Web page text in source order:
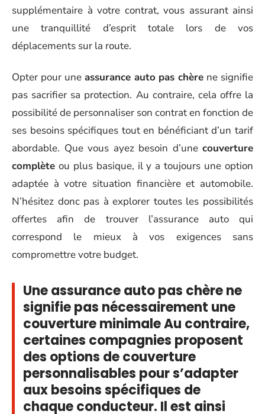
supplémentaire à votre contrat, vous assurant ainsi
une tranquillité d’esprit totale lors de vos
déplacements sur la route.
Opter pour une assurance auto pas chère ne signifie
pas sacrifier sa protection. Au contraire, cela offre la
possibilité de personnaliser son contrat en fonction de
ses besoins spécifiques tout en bénéficiant d’un tarif
abordable. Que vous ayez besoin d’une couverture
complète ou plus basique, il y a toujours une option
adaptée à votre situation financière et automobile.
N’hésitez donc pas à explorer toutes les possibilités
offertes afin de trouver l’assurance auto qui
correspond le mieux à vos exigences sans
compromettre votre budget.
Une assurance auto pas chère ne
signifie pas nécessairement une
couverture minimale Au contraire,
certaines compagnies proposent
des options de couverture
personnalisables pour s’adapter
aux besoins spécifiques de
chaque conducteur. Il est ainsi